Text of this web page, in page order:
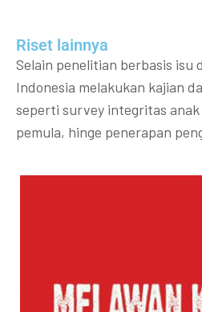
Riset lainnya​​
Selain penelitian berbasis isu
Indonesia melakukan kajian
seperti survey integritas
pemula, hinge penerapan